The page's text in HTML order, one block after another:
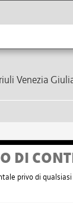
Venezia
DI
privo di qualsiasi